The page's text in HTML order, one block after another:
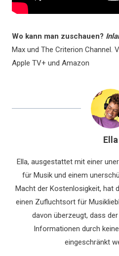
Wo kann man zuschauen?
Max und The Criterion Channel.
Apple TV+ und Amazon
Ella
Ella, ausgestattet mit einer
für Musik und einem
Macht der Kostenlosigkeit, hat
einen Zufluchtsort für
davon überzeugt, dass
Informationen durch
eingeschränkt